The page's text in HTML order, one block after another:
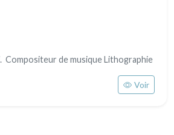
Compositeur de musique Lithographie
Voir